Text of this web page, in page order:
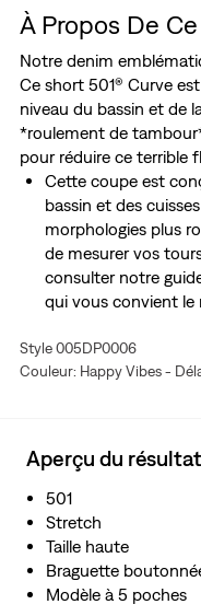
À Propos De
Notre denim
Ce short 501® Curve
niveau du bassin et de
*roulement de
pour réduire ce terrible
Cette coupe est
bassin et des
morphologies plus
de mesurer vos
consulter notre
qui vous convient le
formes
Plus ample au
Avec une pointe de
Style 005DP0006
Couleur: Happy Vibes -
Aperçu du résultat
501
Stretch
Taille haute
Braguette
Modèle à 5 poches